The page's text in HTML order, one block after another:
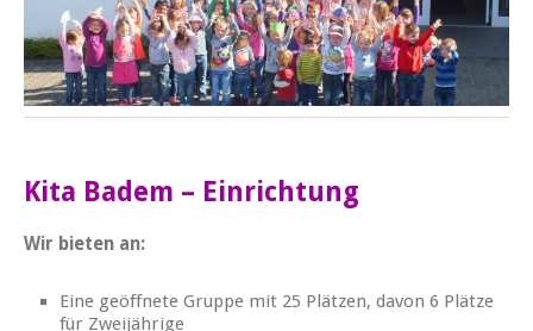
Kita Badem – Einrichtung
Wir bieten an:
Eine geöffnete Gruppe mit 25 Plätzen, davon 6 Plätze
für Zweijährige